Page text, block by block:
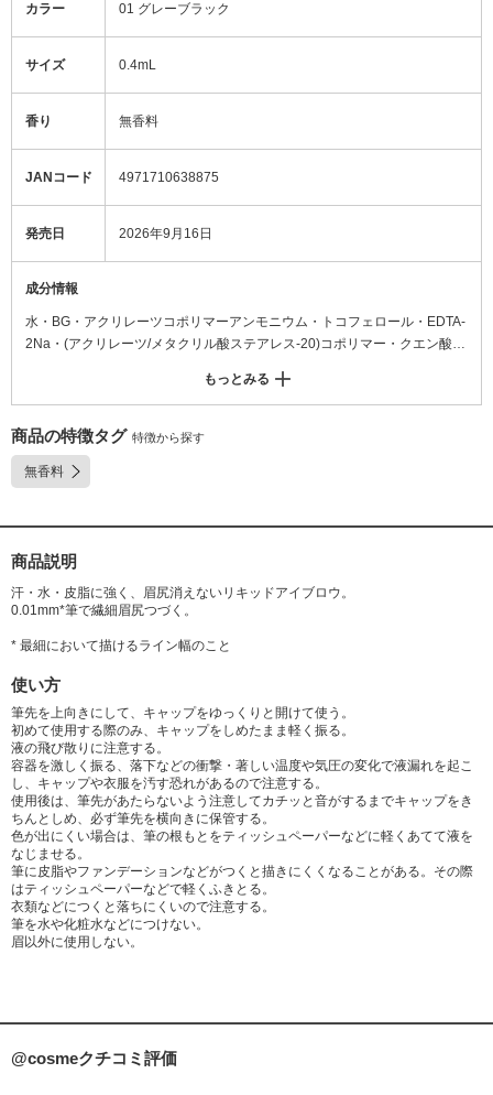
カラー 01 グレーブラック
サイズ 0.4mL
香り 無香料
JANコード 4971710638875
発売日 2026年9月16日
成分情報
水・BG・アクリレーツコポリマーアンモニウム・トコフェロール・EDTA-
2Na・(アクリレーツ/メタクリル酸ステアレス-20)コポリマー・クエン酸・
セスキイソステアリン酸ソルビタン・トリイソステアリン酸ポリグリセリ
ル-2・ベヘネス-30・ポリグリセリル-3ジシロキサンジメチコン・ミリスチ
ン酸ポリグリセリル-10・ラウリル硫酸Na・水酸化Na・エチルパラベン・
フェノキシエタノール・メチルパラベン・黄4・青1・赤227
もっとみる
商品の特徴タグ 特徴から探す
無香料
商品説明
汗・水・皮脂に強く、眉尻消えないリキッドアイブロウ。
0.01mm*筆で繊細眉尻つづく。
* 最細において描けるライン幅のこと
使い方
筆先を上向きにして、キャップをゆっくりと開けて使う。
初めて使用する際のみ、キャップをしめたまま軽く振る。
液の飛び散りに注意する。
容器を激しく振る、落下などの衝撃・著しい温度や気圧の変化で液漏れを起こ
し、キャップや衣服を汚す恐れがあるので注意する。
使用後は、筆先があたらないよう注意してカチッと音がするまでキャップをき
ちんとしめ、必ず筆先を横向きに保管する。
色が出にくい場合は、筆の根もとをティッシュペーパーなどに軽くあてて液を
なじませる。
筆に皮脂やファンデーションなどがつくと描きにくくなることがある。その際
はティッシュペーパーなどで軽くふきとる。
衣類などにつくと落ちにくいので注意する。
筆を水や化粧水などにつけない。
眉以外に使用しない。
@cosmeクチコミ評価